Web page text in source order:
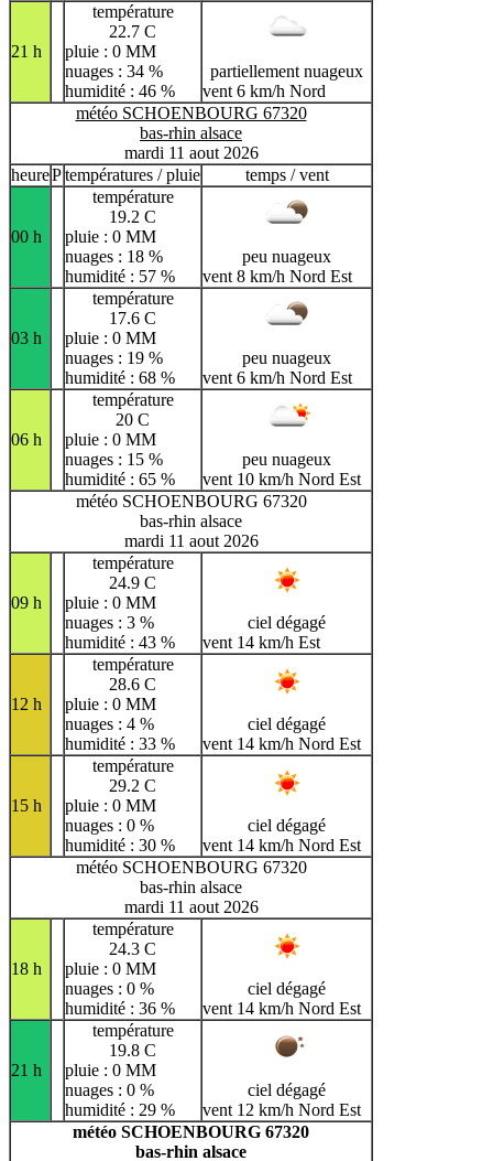
21 h
température
22.7 C
pluie : 0 MM
nuages : 34 %
humidité : 46 %
partiellement nuageux
vent 6 km/h Nord
météo SCHOENBOURG 67320
bas-rhin alsace
mardi 11 aout 2026
heurePtempératures / pluie temps / vent
00 h
température
19.2 C
pluie : 0 MM
nuages : 18 %
humidité : 57 %
peu nuageux
vent 8 km/h Nord Est
03 h
température
17.6 C
pluie : 0 MM
nuages : 19 %
humidité : 68 %
peu nuageux
vent 6 km/h Nord Est
06 h
température
20 C
pluie : 0 MM
nuages : 15 %
humidité : 65 %
peu nuageux
vent 10 km/h Nord Est
météo SCHOENBOURG 67320
bas-rhin alsace
mardi 11 aout 2026
09 h
température
24.9 C
pluie : 0 MM
nuages : 3 %
humidité : 43 %
ciel dégagé
vent 14 km/h Est
12 h
température
28.6 C
pluie : 0 MM
nuages : 4 %
humidité : 33 %
ciel dégagé
vent 14 km/h Nord Est
15 h
température
29.2 C
pluie : 0 MM
nuages : 0 %
humidité : 30 %
ciel dégagé
vent 14 km/h Nord Est
météo SCHOENBOURG 67320
bas-rhin alsace
mardi 11 aout 2026
18 h
température
24.3 C
pluie : 0 MM
nuages : 0 %
humidité : 36 %
ciel dégagé
vent 14 km/h Nord Est
21 h
température
19.8 C
pluie : 0 MM
nuages : 0 %
humidité : 29 %
ciel dégagé
vent 12 km/h Nord Est
météo SCHOENBOURG 67320
bas-rhin alsace